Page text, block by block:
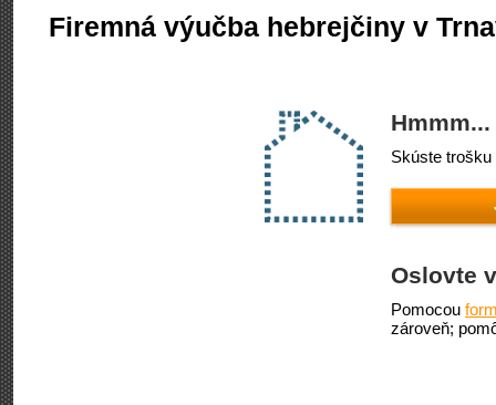
Firemná výučba hebrejčiny v
Skúste
Oslovte
Pomocou
zároveň;